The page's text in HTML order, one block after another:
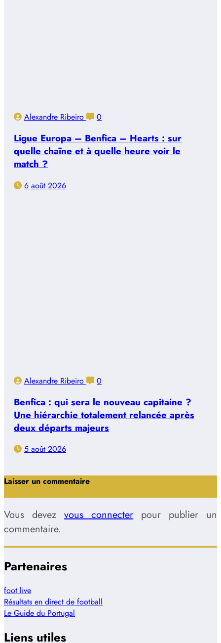
Alexandre Ribeiro 0
Ligue Europa – Benfica – Hearts : sur
quelle chaîne et à quelle heure voir le
match ?
6 août 2026
Alexandre Ribeiro 0
Benfica : qui sera le nouveau capitaine ?
Une hiérarchie totalement relancée après
deux départs majeurs
5 août 2026
Laisser un commentaire
Vous devez vous connecter pour publier un
commentaire.
Partenaires
foot live
Résultats en direct de football
Le Guide du Portugal
Liens utiles